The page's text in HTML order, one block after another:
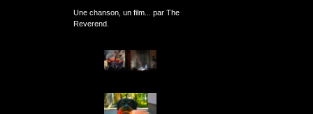
Une chanson, un film... par The
Reverend.